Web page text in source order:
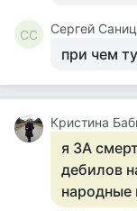
СС Сергей
при чем
Кристина
я ЗА
дебилов
народные